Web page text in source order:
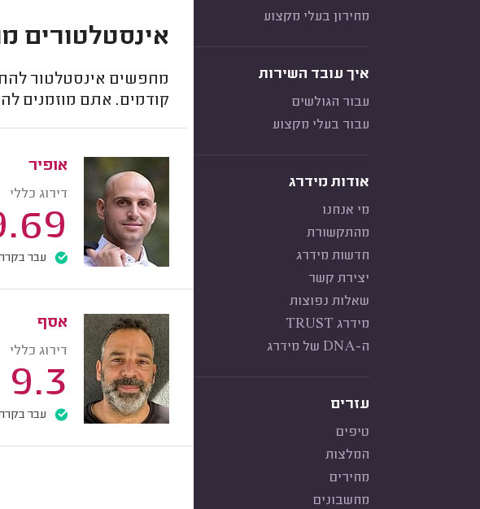
מחירון בעלי מקצוע
איך עובד השירות
עבור הגולשים
עבור בעלי מקצוע
אודות מידרג
מי אנחנו
מהתקשורת
חדשות מידרג
יצירת קשר
שאלות נפוצות
מידרג TRUST
ה-DNA של מידרג
עזרים
טיפים
המלצות
מחירים
מחשבונים
אינסטלטורים
מחפשים אינסטלטור
קודמים. אתם מוזמנים
אופיר
דירוג כללי
עבר
אסף
דירוג כללי
9.3
עבר